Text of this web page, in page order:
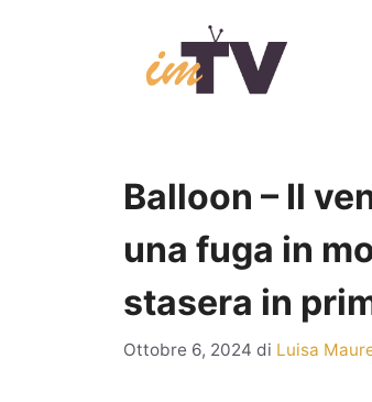
Balloon – Il
una fuga in
stasera in
Ottobre 6, 2024 di Luisa